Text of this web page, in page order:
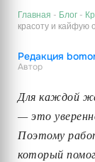
Главная - Блог -
красоту и кайфую
Редакция
Автор
Для каждой
— это
Поэтому
который